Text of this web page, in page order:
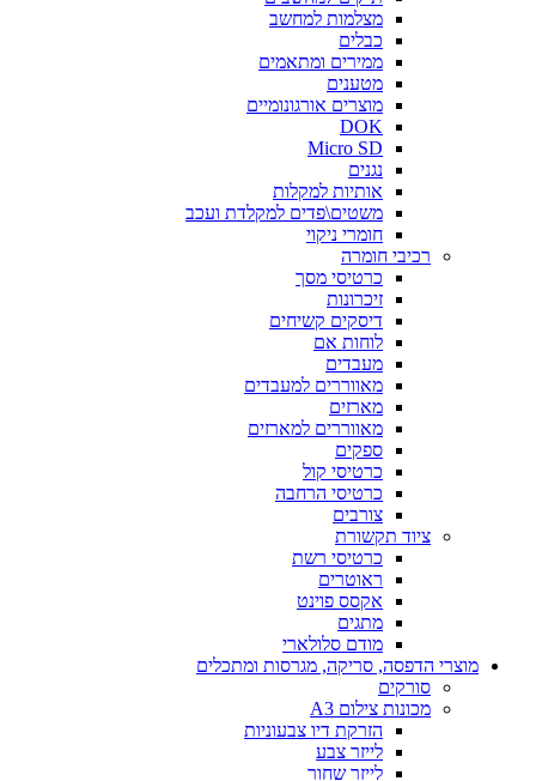
מצלמות למחשב
כבלים
ממירים ומתאמים
מטענים
מוצרים אורגונומיים
DOK
Micro SD
נגנים
אותיות למקלות
משטים\פדים למקלדת ועכב
חומרי ניקוי
רכיבי חומרה
כרטיסי מסך
זיכרונות
דיסקים קשיחים
לוחות אם
מעבדים
מאווררים למעבדים
מארזים
מאווררים למארזים
ספקים
כרטיסי קול
כרטיסי הרחבה
צורבים
ציוד תקשורת
כרטיסי רשת
ראוטרים
אקסס פוינט
מתגים
מודם סלולארי
מוצרי הדפסה, סריקה, מגרסות ומתכלים
סורקים
מכונות צילום A3
הזרקת דיו צבעוניות
לייזר צבע
לייזר שחור